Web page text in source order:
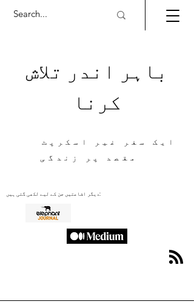
ایک سفر غیر اسکرپٹ
مقصد پر زندگی
باہر اندر تلاش
کرنا
دیگر اشاعتیں جن کے لیے لکھی گئی ہیں: